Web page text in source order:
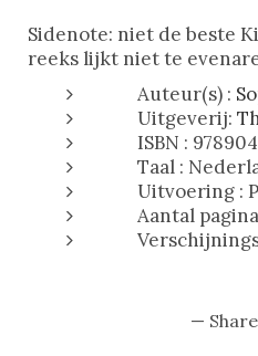
Sidenote: niet de beste
reeks lijkt niet te
Auteur(s) :
Uitgeverij:
ISBN :
Taal :
Uitvoering :
Aantal
—